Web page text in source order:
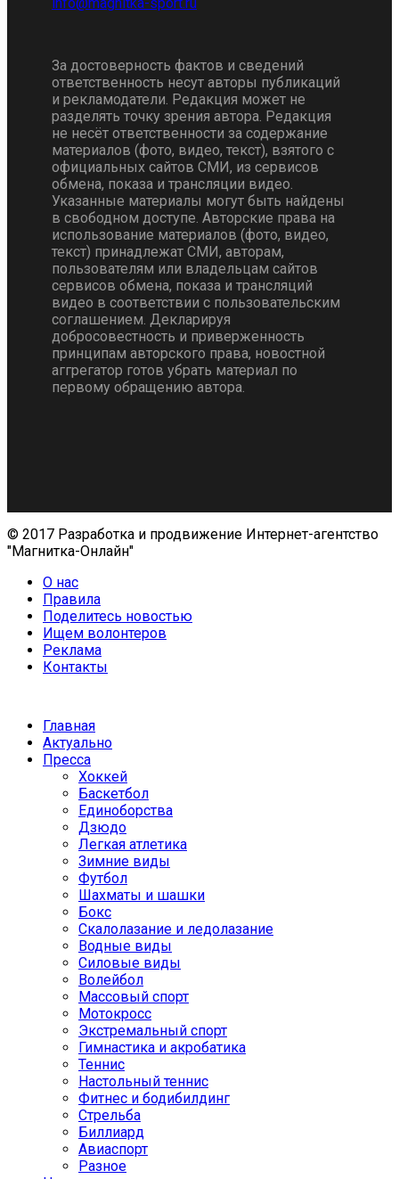
За достоверность фактов и сведений
ответственность несут авторы публикаций
и рекламодатели. Редакция может не
разделять точку зрения автора. Редакция
не несёт ответственности за содержание
материалов (фото, видео, текст), взятого с
официальных сайтов СМИ, из сервисов
обмена, показа и трансляции видео.
Указанные материалы могут быть найдены
в свободном доступе. Авторские права на
использование материалов (фото, видео,
текст) принадлежат СМИ, авторам,
пользователям или владельцам сайтов
сервисов обмена, показа и трансляций
видео в соответствии с пользовательским
соглашением. Декларируя
добросовестность и приверженность
принципам авторского права, новостной
аггрегатор готов убрать материал по
первому обращению автора.
© 2017 Разработка и продвижение Интернет-агентство
"Магнитка-Онлайн"
О нас
Правила
Поделитесь новостью
Ищем волонтеров
Реклама
Контакты
Главная
Актуально
Пресса
Хоккей
Баскетбол
Единоборства
Дзюдо
Легкая атлетика
Зимние виды
Футбол
Шахматы и шашки
Бокс
Скалолазание и ледолазание
Водные виды
Силовые виды
Волейбол
Массовый спорт
Мотокросс
Экстремальный спорт
Гимнастика и акробатика
Теннис
Настольный теннис
Фитнес и бодибилдинг
Стрельба
Биллиард
Авиаспорт
Разное